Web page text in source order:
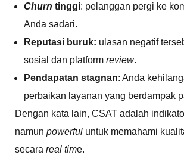
Churn tinggi: pelanggan pergi ke
Anda sadari.
Reputasi buruk: ulasan negatif
sosial dan platform review.
Pendapatan stagnan: Anda
perbaikan layanan yang berdampak
Dengan kata lain, CSAT adalah
namun powerful untuk memahami
secara real time.